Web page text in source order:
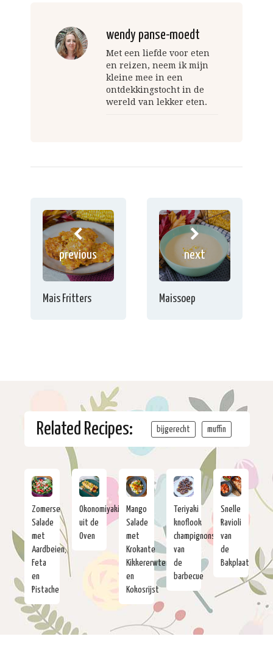
wendy panse-moedt
Met een liefde voor eten
en reizen, neem ik mijn
kleine mee in een
ontdekkingstocht in de
wereld van lekker eten.
previous
Mais Fritters
next
Maissoep
Related Recipes: bijgerecht muffin
Zomerse
Salade
met
Aardbeien,
Feta
en
Pistache
Okonomiyaki
uit de
Oven
Mango
Salade
met
Krokante
Kikkererwten
en
Kokosrijst
Teriyaki
knoflook
champignons
van
de
barbecue
Snelle
Ravioli
van
de
Bakplaat